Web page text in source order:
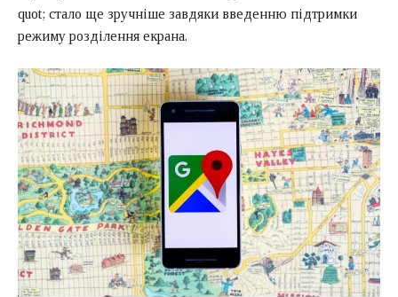
quot; стало ще зручніше завдяки введенню підтримки
режиму розділення екрана.